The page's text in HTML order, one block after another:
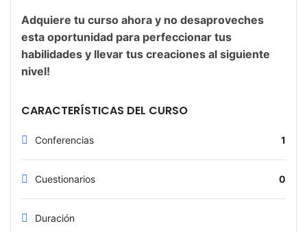
Adquiere tu curso ahora y no desaproveches
esta oportunidad para perfeccionar tus
habilidades y llevar tus creaciones al siguiente
nivel!
CARACTERÍSTICAS DEL CURSO
Conferencias 1
Cuestionarios 0
Duración